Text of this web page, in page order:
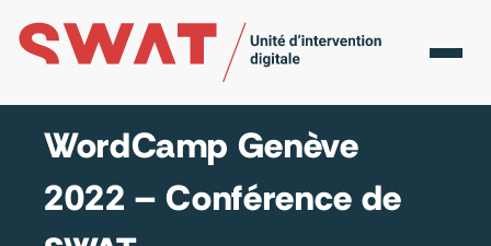
Accueil Actualités
WordCamp Genève 2022 –
WordCamp Genève
2022 – Conférence de